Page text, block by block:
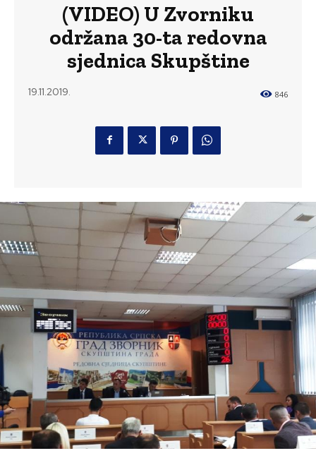
(VIDEO) U Zvorniku
održana 30-ta redovna
sjednica Skupštine
19.11.2019. 846